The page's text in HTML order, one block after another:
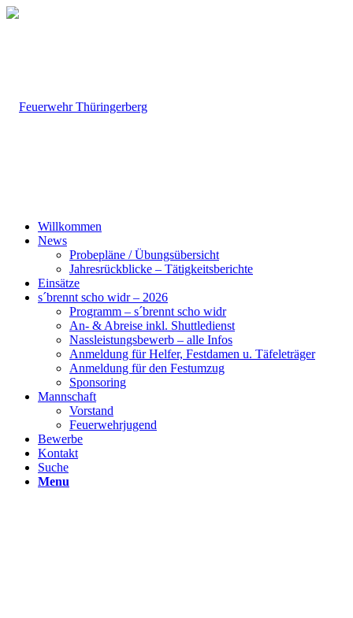
Willkommen
News
Probepläne / Übungsübersicht
Jahresrückblicke – Tätigkeitsberichte
Einsätze
s´brennt scho widr – 2026
Programm – s´brennt scho widr
An- & Abreise inkl. Shuttledienst
Nassleistungsbewerb – alle Infos
Anmeldung für Helfer, Festdamen u. Täfeleträger
Anmeldung für den Festumzug
Sponsoring
Mannschaft
Vorstand
Feuerwehrjugend
Bewerbe
Kontakt
Suche
Menu